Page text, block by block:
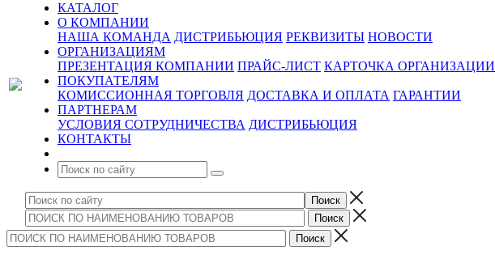
КАТАЛОГ
О КОМПАНИИ
НАША КОМАНДА ДИСТРИБЬЮЦИЯ РЕКВИЗИТЫ НОВОСТИ
ОРГАНИЗАЦИЯМ
ПРЕЗЕНТАЦИЯ КОМПАНИИ ПРАЙС-ЛИСТ КАРТОЧКА ОРГАНИЗАЦИИ
ПОКУПАТЕЛЯМ
КОМИССИОННАЯ ТОРГОВЛЯ ДОСТАВКА И ОПЛАТА ГАРАНТИИ
ПАРТНЕРАМ
УСЛОВИЯ СОТРУДНИЧЕСТВА ДИСТРИБЬЮЦИЯ
КОНТАКТЫ